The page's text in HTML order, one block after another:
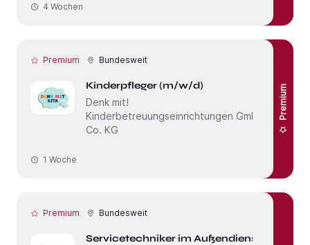
4 Wochen
Premium Bundesweit
Kinderpfleger (m/w/d)
Denk mit!
Kinderbetreuungseinrichtungen GmbH &
Co. KG
Premium
1 Woche
Premium Bundesweit
Servicetechniker im Außendienst /